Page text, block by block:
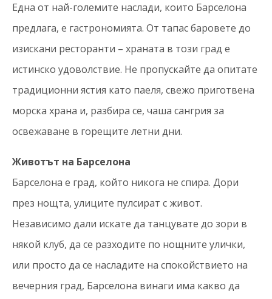
Една от най-големите наслади, които Барселона
предлага, е гастрономията. От тапас баровете до
изискани ресторанти – храната в този град е
истинско удоволствие. Не пропускайте да опитате
традиционни ястия като паеля, свежо приготвена
морска храна и, разбира се, чаша сангрия за
освежаване в горещите летни дни.
Животът на Барселона
Барселона е град, който никога не спира. Дори
през нощта, улиците пулсират с живот.
Независимо дали искате да танцувате до зори в
някой клуб, да се разходите по нощните улички,
или просто да се насладите на спокойствието на
вечерния град, Барселона винаги има какво да